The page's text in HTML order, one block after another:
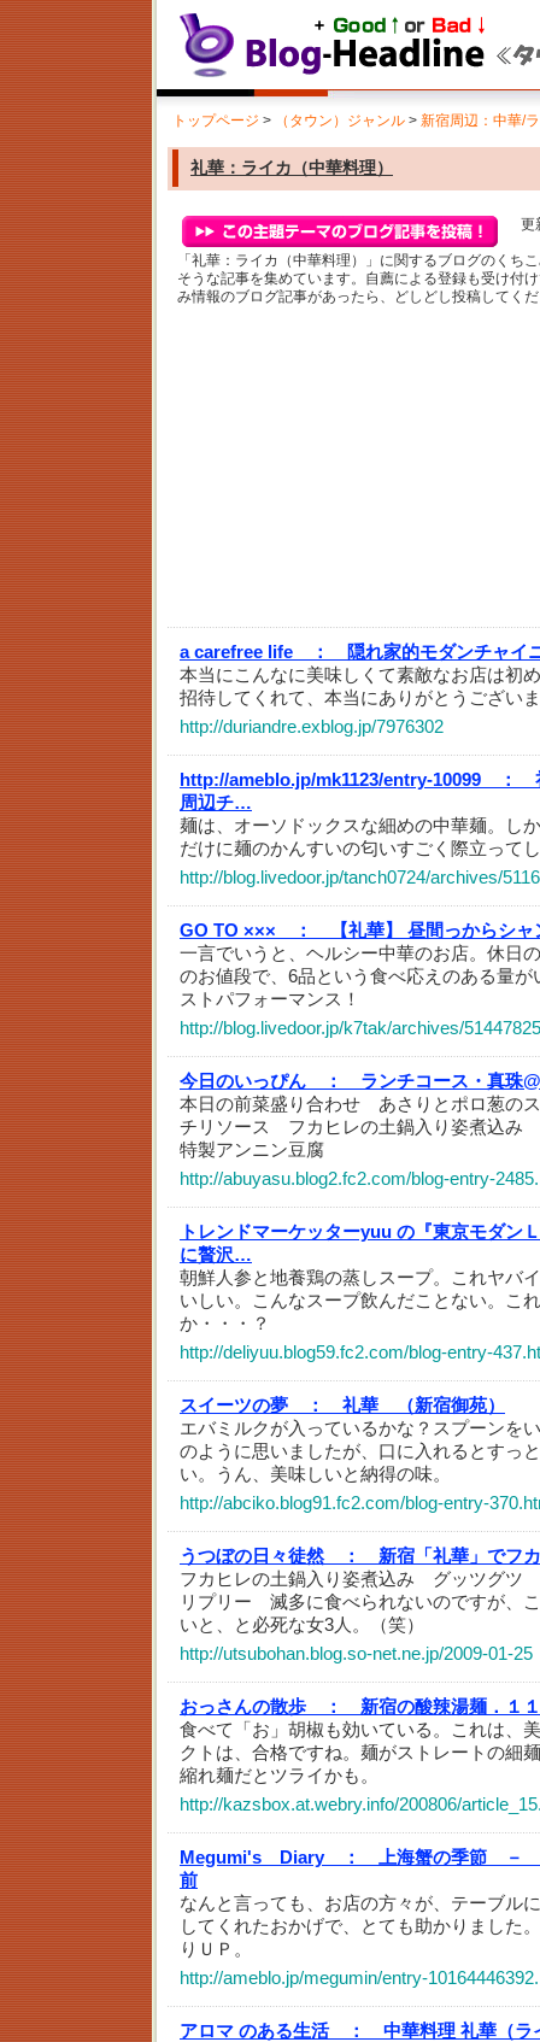
トップページ > （タウン）ジャンル > 新宿周辺：中華/
礼華：ライカ（中華料理）
更
「礼華：ライカ（中華料理）」に関するブログのくち
そうな記事を集めています。自薦による登録も受け付
み情報のブログ記事があったら、どしどし投稿してく
a carefree life ：
隠れ家的モダンチャイ
本当にこんなに美味しくて素敵なお店は初
招待してくれて、本当にありがとうござい
http://duriandre.exblog.jp/7976302
http://ameblo.jp/mk1123/entry-10099 ：
周辺チ…
麺は、オーソドックスな細めの中華麺。し
だけに麺のかんすいの匂いすごく際立って
http://blog.livedoor.jp/tanch0724/archives/
GO TO ××× ：
【礼華】 昼間っからシ
一言でいうと、ヘルシー中華のお店。休日
のお値段で、6品という食べ応えのある量
ストパフォーマンス！
http://blog.livedoor.jp/k7tak/archives/
今日のいっぴん ：
ランチコース・真珠
本日の前菜盛り合わせ あさりとポロ葱の
チリソース フカヒレの土鍋入り姿煮込
特製アンニン豆腐
http://abuyasu.blog2.fc2.com/blog-entry-
トレンドマーケッターyuu の『東京モダン
に贅沢…
朝鮮人参と地養鶏の蒸しスープ。これヤバ
いしい。こんなスープ飲んだことない。こ
か・・・？
http://deliyuu.blog59.fc2.com/blog-entry-
スイーツの夢 ：
礼華 （新宿御苑）
エバミルクが入っているかな？スプーンを
のように思いましたが、口に入れるとすっ
い。うん、美味しいと納得の味。
http://abciko.blog91.fc2.com/blog-entry-
うつぼの日々徒然 ：
新宿「礼華」でフ
フカヒレの土鍋入り姿煮込み グッツグツ
リプリー 滅多に食べられないのですが、
いと、と必死な女3人。（笑）
http://utsubohan.blog.so-net.ne.jp/2009-01-25
おっさんの散歩 ：
新宿の酸辣湯麺．１１
食べて「お」胡椒も効いている。これは、
クトは、合格ですね。麺がストレートの細
縮れ麺だとツライかも。
http://kazsbox.at.webry.info/200806/
Megumi's Diary ：
上海蟹の季節 －
前
なんと言っても、お店の方々が、テーブル
してくれたおかげで、とても助かりました
りＵＰ。
http://ameblo.jp/megumin/entry-
アロマ のある生活 ：
中華料理 礼華（ラ